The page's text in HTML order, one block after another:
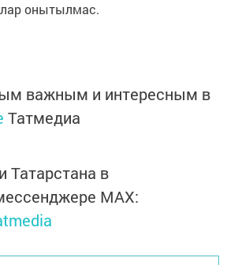
онытылмас.
важным и интересным в
Татмедиа
Татарстана в
MАХ: